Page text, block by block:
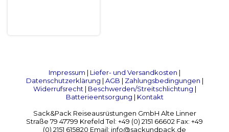
Impressum | Liefer- und Versandkosten |
Datenschutzerklärung | AGB | Zahlungsbedingungen |
Widerrufsrecht| Beschwerden/Streitschlichtung |
Batterieentsorgung | Kontakt
Sack&Pack Reiseausrüstungen GmbH Alte Linner
Straße 79 47799 Krefeld Tel: +49 (0) 2151 66602 Fax: +49
(0) 2151 615820 Email: info@sackundpack.de